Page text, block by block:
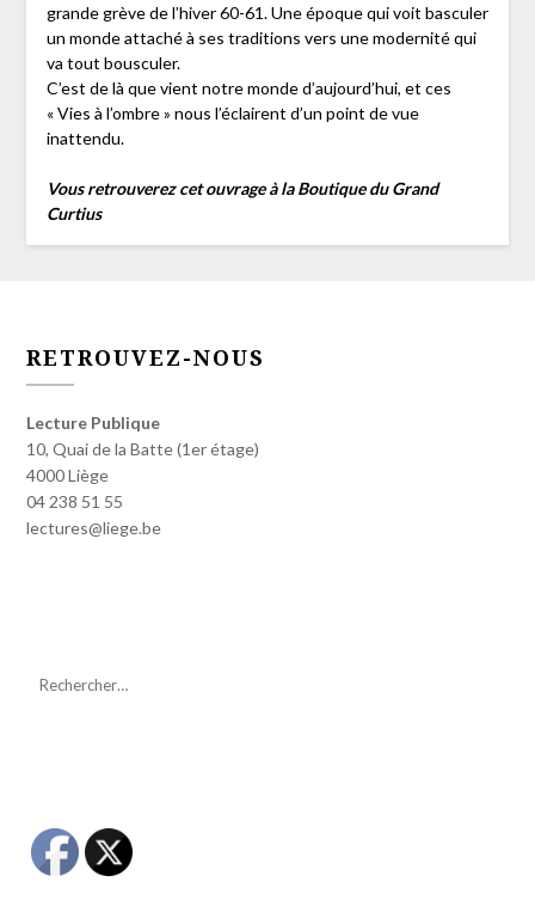
grande grève de l’hiver 60-61. Une époque qui voit basculer
un monde attaché à ses traditions vers une modernité qui
va tout bousculer.
C’est de là que vient notre monde d’aujourd’hui, et ces
« Vies à l’ombre » nous l’éclairent d’un point de vue
inattendu.
Vous retrouverez cet ouvrage à la Boutique du Grand
Curtius
RETROUVEZ-NOUS
Lecture Publique
10, Quai de la Batte (1er étage)
4000 Liège
04 238 51 55
lectures@liege.be